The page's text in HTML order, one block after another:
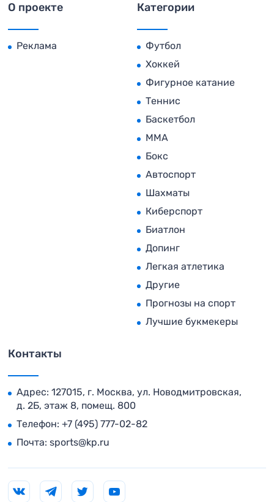
О проекте
Реклама
Категории
Футбол
Хоккей
Фигурное катание
Теннис
Баскетбол
MMA
Бокс
Автоспорт
Шахматы
Киберспорт
Биатлон
Допинг
Легкая атлетика
Другие
Прогнозы на спорт
Лучшие букмекеры
Контакты
Адрес: 127015, г. Москва, ул. Новодмитровская,
д. 2Б, этаж 8, помещ. 800
Телефон: +7 (495) 777-02-82
Почта: sports@kp.ru